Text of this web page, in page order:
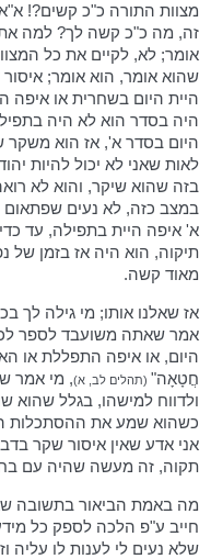
מצוות התורה כ"כ קשים?!
זה, מה כ"כ קשה לך? למה
אומר; לא, לקיים את כל
שהוא אומר, הוא אומר;
היית היום בשחרית או איפה
היה בסדר הוא לא היה
היום בסדר א', אז הוא משקר
לאות שאני לא יכול להיות
בזה שהוא שיקר, והוא לא
במצב כזה, לא נעים שפתאום
א' איפה היית בתפילה, עד
תיקוה, הוא היה אז בזמן של
מאוד קשה.
אז שאלנו אותו; מי גילה לך
אמר שאתה משועבד לספר
היום, או איפה התפללת או
חֲטָאָה" (תהלים לב, א), מי אמר
ולדווח למישהו, בגלל שהוא
כשהוא שמע את ההסתכלות
אני אדע שאין איסור שקר
תקוה, זה מעשה שהיה עם
מה באמת הביאור בתשובה
חייב ע"פ הלכה לספק כל
שלא נעים לי לענות לו עליה